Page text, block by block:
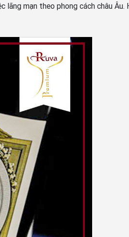
mạn theo phong cách châu Âu.